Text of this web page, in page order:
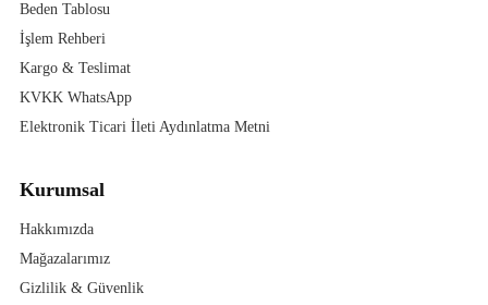
Beden Tablosu
İşlem Rehberi
Kargo & Teslimat
KVKK WhatsApp
Elektronik Ticari İleti Aydınlatma Metni
Kurumsal
Hakkımızda
Mağazalarımız
Gizlilik & Güvenlik